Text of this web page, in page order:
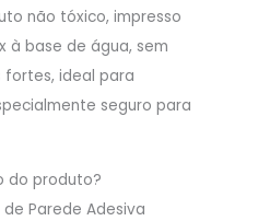
não tóxico, impresso
à base de água, sem
fortes, ideal para
seguro para
do produto?
Parede Adesiva